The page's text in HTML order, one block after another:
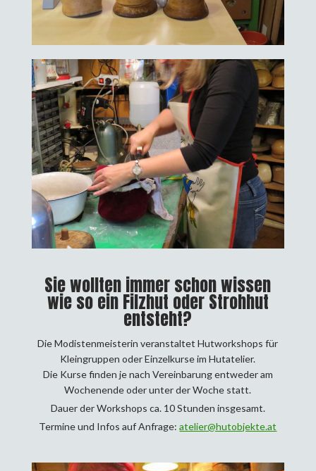
Sie wollten immer schon wissen
wie so ein Filzhut oder Strohhut
entsteht?
Die Modistenmeisterin veranstaltet Hutworkshops für
Kleingruppen oder Einzelkurse im Hutatelier.
Die Kurse finden je nach Vereinbarung entweder am
Wochenende oder unter der Woche statt.
Dauer der Workshops ca. 10 Stunden insgesamt.
Termine und Infos auf Anfrage:atelier@hutobjekte.at